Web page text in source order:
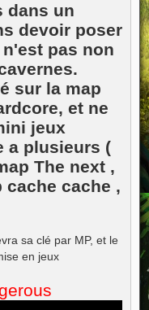
dans un
devoir poser
pas non
sur la map
et ne
jeux
a plusieurs (
The next ,
cache cache ,
sa clé par MP, et le
en jeux